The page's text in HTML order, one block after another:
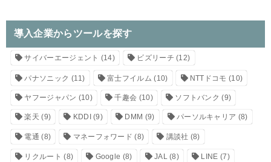
導入企業からツールを探す
サイバーエージェント (14) ビズリーチ (12)
パナソニック (11) 富士フイルム (10) NTTドコモ (10)
ヤフージャパン (10) 千趣会 (10) ソフトバンク (9)
楽天 (9) KDDI (9) DMM (9) パーソルキャリア (8)
電通 (8) マネーフォワード (8) 講談社 (8)
リクルート (8) Google (8) JAL(8) LINE (7)